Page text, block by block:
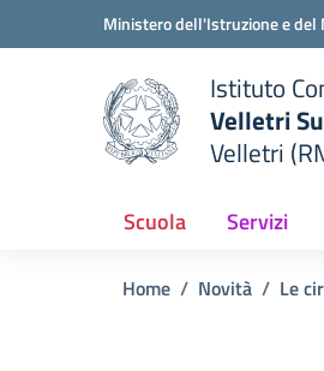
Vai ai contenuti
Vai al menu di navigazioneMinistero dell'Istruzione e del
scuola
Istituto
Velletri
Velletri
Scuola Servizi
Home Novità Le